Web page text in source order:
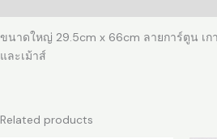
ขนาด
ใหญ่
66cm
ขนาดใหญ่ 29.5cm x 66cm ลายการ์ตูน เก
และเม้าส์
Related products